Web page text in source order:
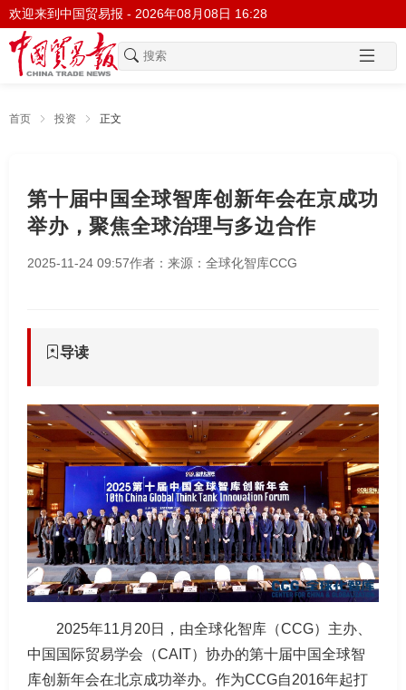
欢迎来到中国贸易报 - 2026年08月08日 16:28
首页 投资 正文
第十届中国全球智库创新年会在京成功
举办，聚焦全球治理与多边合作
2025-11-24 09:57作者： 来源：全球化智库CCG
导读
2025年11月20日，由全球化智库（CCG）主办、
中国国际贸易学会（CAIT）协办的第十届中国全球智
库创新年会在北京成功举办。作为CCG自2016年起打